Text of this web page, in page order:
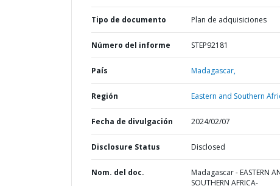
Tipo de documento Plan de adquisiciones
Número del informe STEP92181
País Madagascar,
Región Eastern and Southern
Fecha de divulgación 2024/02/07
Disclosure Status Disclosed
Nom. del doc.
Madagascar - EASTERN
SOUTHERN AFRICA-